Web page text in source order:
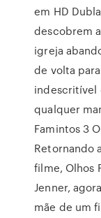
em HD
descobrem
igreja
de volta
indescritível
qualquer
Famintos 3
Retornando
filme, Olhos
Jenner,
mãe de um